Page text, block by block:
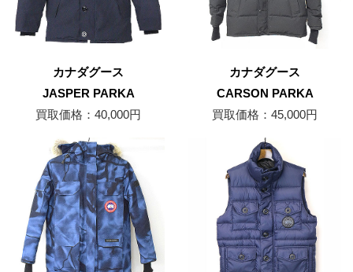
カナダグース
JASPER PARKA
買取価格：40,000円
カナダグース
CARSON PARKA
買取価格：45,000円